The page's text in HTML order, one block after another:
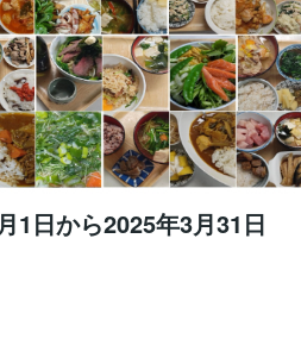
1日から2025年3月31日